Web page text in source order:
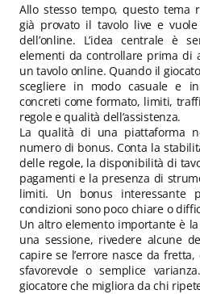
Allo stesso tempo, questo tema
già provato il tavolo live e
dell’online. L’idea centrale è
elementi da controllare prima di
un tavolo online. Quando il
scegliere in modo casuale e
concreti come formato, limiti,
regole e qualità dell’assistenza.
La qualità di una piattaforma
numero di bonus. Conta la
delle regole, la disponibilità di
pagamenti e la presenza di
limiti. Un bonus interessante
condizioni sono poco chiare o
Un altro elemento importante è
una sessione, rivedere alcune
capire se l’errore nasce da
sfavorevole o semplice
giocatore che migliora da chi